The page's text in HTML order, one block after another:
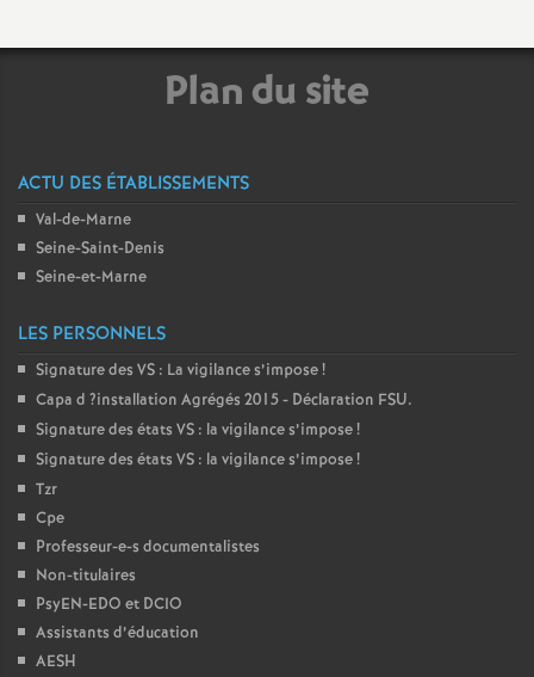
r
Plan du site
ACTU DES ÉTABLISSEMENTS
Val-de-Marne
Seine-Saint-Denis
Seine-et-Marne
LES PERSONNELS
Signature des VS : La vigilance s’impose!
Capa d ?installation Agrégés 2015 - Déclaration FSU.
Signature des états VS : la vigilance s’impose!
Signature des états VS : la vigilance s’impose!
Tzr
Cpe
Professeur-e-s documentalistes
Non-titulaires
PsyEN-EDO et DCIO
Assistants d’éducation
AESH